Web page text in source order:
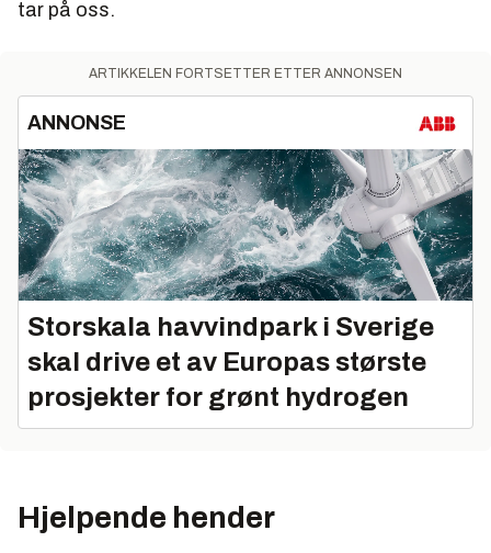
tar på oss.
ARTIKKELEN FORTSETTER ETTER ANNONSEN
ANNONSE
Storskala havvindpark i Sverige
skal drive et av Europas største
prosjekter for grønt hydrogen
Hjelpende hender